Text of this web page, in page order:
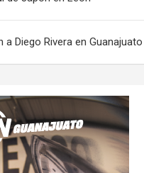
a Diego Rivera en